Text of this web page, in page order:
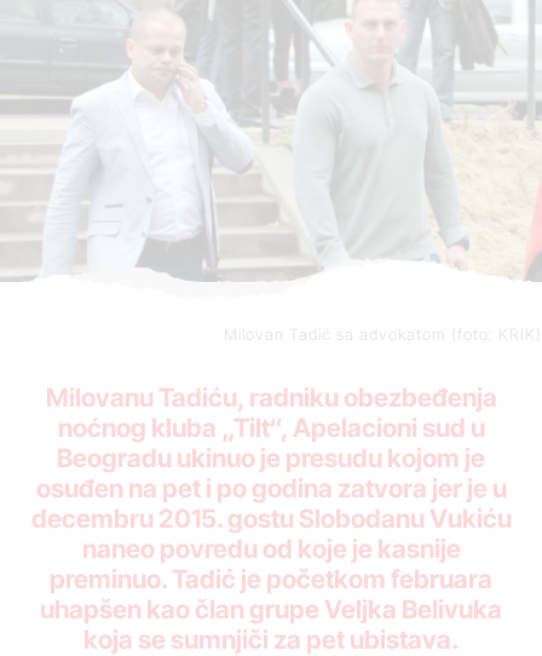
Milovan Tadić sa advokatom (foto: KRIK)
Milovanu Tadiću, radniku obezbeđenja
noćnog kluba „Tilt“, Apelacioni sud u
Beogradu ukinuo je presudu kojom je
osuđen na pet i po godina zatvora jer je u
decembru 2015. gostu Slobodanu Vukiću
naneo povredu od koje je kasnije
preminuo. Tadić je početkom februara
uhapšen kao član grupe Veljka Belivuka
koja se sumnjiči za pet ubistava.